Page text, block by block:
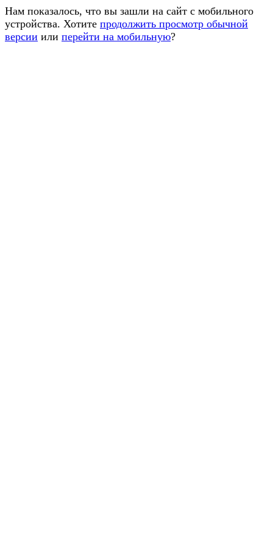
Нам показалось, что вы зашли на сайт с мобильного
устройства. Хотите продолжить просмотр обычной
версии или перейти на мобильную?